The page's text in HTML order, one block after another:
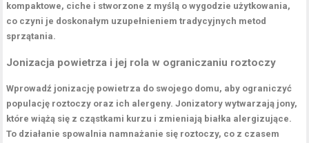
kompaktowe, ciche i stworzone z myślą o wygodzie użytkowania,
co czyni je doskonałym uzupełnieniem tradycyjnych metod
sprzątania.
Jonizacja powietrza i jej rola w ograniczaniu roztoczy
Wprowadź jonizację powietrza do swojego domu, aby ograniczyć
populację roztoczy oraz ich alergeny. Jonizatory wytwarzają jony,
które wiążą się z cząstkami kurzu i zmieniają białka alergizujące.
To działanie spowalnia namnażanie się roztoczy, co z czasem